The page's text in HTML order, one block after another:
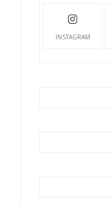
INSTAGRAM